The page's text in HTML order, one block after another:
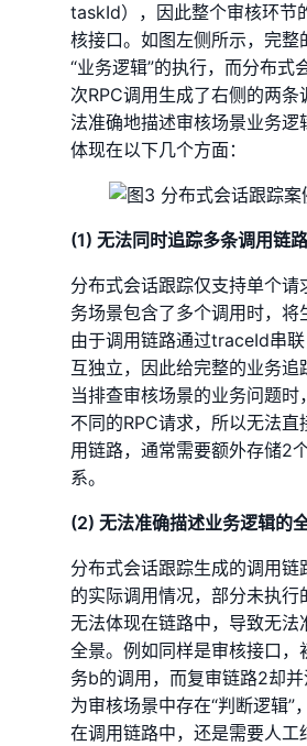
taskId），因此整个审核环节
核接口。如图左侧所示，完整
“业务逻辑”的执行，而分布式
次RPC调用生成了右侧的两
法准确地描述审核场景业务逻
体现在以下几个方面：
(1) 无法同时追踪多条调用链路
分布式会话跟踪仅支持单个请
务场景包含了多个调用时，将
由于调用链路通过traceId串
互独立，因此给完整的业务追
当排查审核场景的业务问题时
不同的RPC请求，所以无法直
用链路，通常需要额外存储2
系。
(2) 无法准确描述业务逻辑的
分布式会话跟踪生成的调用链
的实际调用情况，部分未执行
无法体现在链路中，导致无法
全景。例如同样是审核接口，
务b的调用，而复审链路2却
为审核场景中存在“判断逻辑”
在调用链路中，还是需要人工